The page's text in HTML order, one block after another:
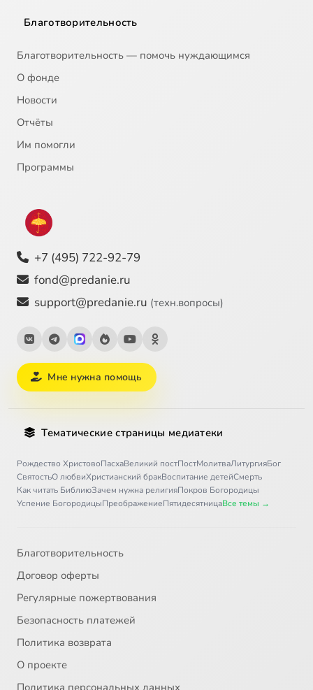
Благотворительность
Благотворительность — помочь нуждающимся
О фонде
Новости
Отчёты
Им помогли
Программы
+7 (495) 722-92-79
fond@predanie.ru
support@predanie.ru (техн.вопросы)
Мне нужна помощь
Тематические страницы медиатеки
Рождество ХристовоПасхаВеликий постПостМолитваЛитургияБог
СвятостьО любвиХристианский бракВоспитание детейСмерть
Как читать БиблиюЗачем нужна религияПокров Богородицы
Успение БогородицыПреображениеПятидесятницаВсе темы →
Благотворительность
Договор оферты
Регулярные пожертвования
Безопасность платежей
Политика возврата
О проекте
Политика персональных данных